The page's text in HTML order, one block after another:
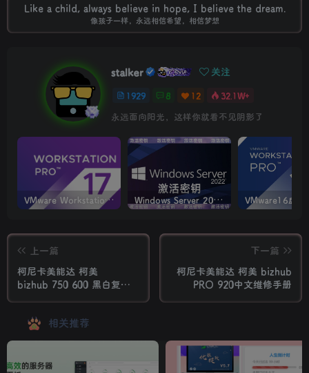
Like a child, always believe in hope, I believe the dream.
像孩子一样，永远相信希望，相信梦想
stalker 关注
1929 8 12
32.1W+
永远面向阳光，这样你就看不见阴影了
VMware Workstation PRO v17.6.4 正式版_虚拟机(带激活密钥) Windows Server 2022激活密钥 2024 5月更新
上一篇
柯尼卡美能达 柯美
bizhub 750 600 黑白复印
下一篇
柯尼卡美能达 柯美 bizhub
PRO 920中文维修手册
相关推荐